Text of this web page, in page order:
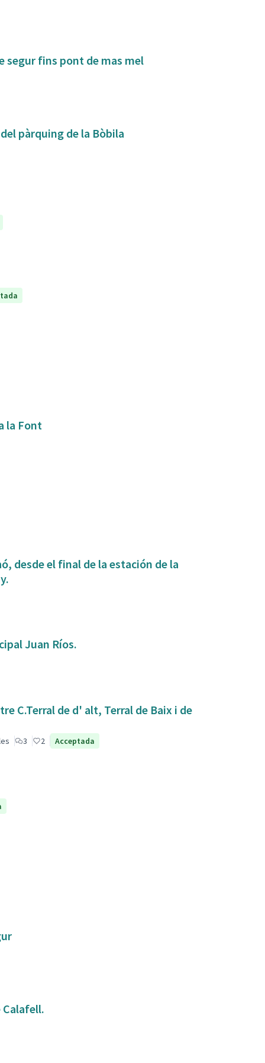
segur fins pont de mas mel
pàrquing de la Bòbila
la Font
desde el final de la estación de la
Juan Ríos.
C.Terral de d' alt, Terral de Baix i de
3 2 Acceptada
Calafell.